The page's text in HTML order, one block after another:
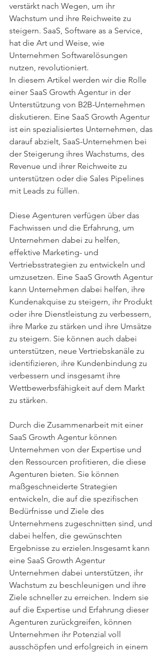
verstärkt nach Wegen, um ihr
Wachstum und ihre Reichweite zu
steigern. SaaS, Software as a Service,
hat die Art und Weise, wie
Unternehmen Softwarelösungen
nutzen, revolutioniert.
In diesem Artikel werden wir die Rolle
einer SaaS Growth Agentur in der
Unterstützung von B2B-Unternehmen
diskutieren. Eine SaaS Growth Agentur
ist ein spezialisiertes Unternehmen, das
darauf abzielt, SaaS-Unternehmen bei
der Steigerung ihres Wachstums, des
Revenue und ihrer Reichweite zu
unterstützen oder die Sales Pipelines
mit Leads zu füllen.
Diese Agenturen verfügen über das
Fachwissen und die Erfahrung, um
Unternehmen dabei zu helfen,
effektive Marketing- und
Vertriebsstrategien zu entwickeln und
umzusetzen. Eine SaaS Growth Agentur
kann Unternehmen dabei helfen, ihre
Kundenakquise zu steigern, ihr Produkt
oder ihre Dienstleistung zu verbessern,
ihre Marke zu stärken und ihre Umsätze
zu steigern. Sie können auch dabei
unterstützen, neue Vertriebskanäle zu
identifizieren, ihre Kundenbindung zu
verbessern und insgesamt ihre
Wettbewerbsfähigkeit auf dem Markt
zu stärken.
Durch die Zusammenarbeit mit einer
SaaS Growth Agentur können
Unternehmen von der Expertise und
den Ressourcen profitieren, die diese
Agenturen bieten. Sie können
maßgeschneiderte Strategien
entwickeln, die auf die spezifischen
Bedürfnisse und Ziele des
Unternehmens zugeschnitten sind, und
dabei helfen, die gewünschten
Ergebnisse zu erzielen.Insgesamt kann
eine SaaS Growth Agentur
Unternehmen dabei unterstützen, ihr
Wachstum zu beschleunigen und ihre
Ziele schneller zu erreichen. Indem sie
auf die Expertise und Erfahrung dieser
Agenturen zurückgreifen, können
Unternehmen ihr Potenzial voll
ausschöpfen und erfolgreich in einem